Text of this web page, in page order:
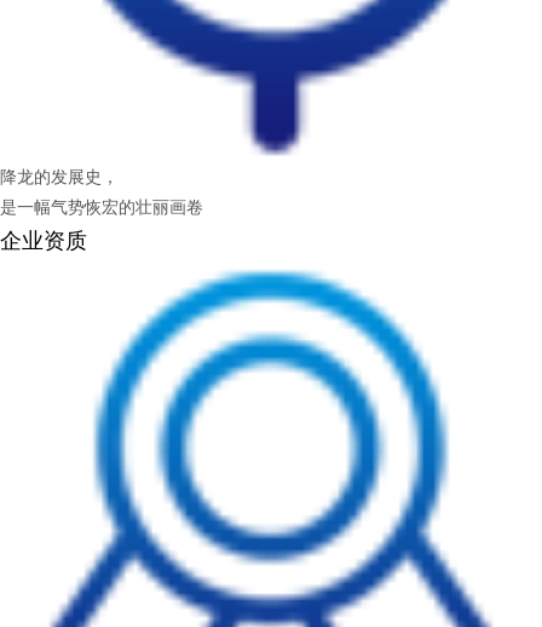
降龙的发展史，
是一幅气势恢宏的壮丽画卷
企业资质